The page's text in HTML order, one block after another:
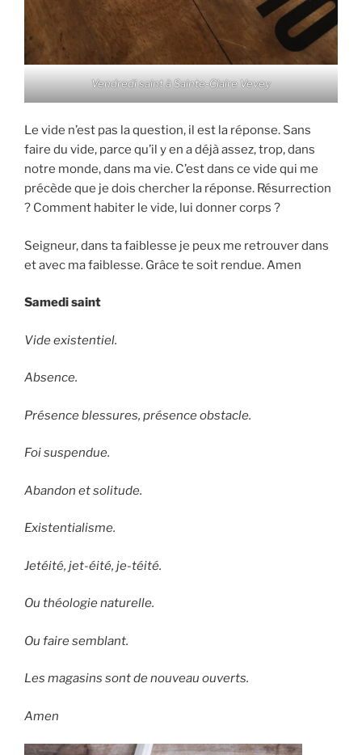
Vendredi saint à Sainte-Claire Vevey
Le vide n’est pas la question, il est la réponse. Sans
faire du vide, parce qu’il y en a déjà assez, trop, dans
notre monde, dans ma vie. C’est dans ce vide qui me
précède que je dois chercher la réponse. Résurrection
? Comment habiter le vide, lui donner corps ?
Seigneur, dans ta faiblesse je peux me retrouver dans
et avec ma faiblesse. Grâce te soit rendue. Amen
Samedi saint
Vide existentiel.
Absence.
Présence blessures, présence obstacle.
Foi suspendue.
Abandon et solitude.
Existentialisme.
Jetéité, jet-éité, je-téité.
Ou théologie naturelle.
Ou faire semblant.
Les magasins sont de nouveau ouverts.
Amen